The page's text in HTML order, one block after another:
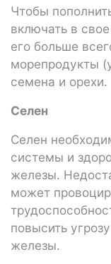
Чтобы
включать в
его больше
морепродукты
семена и орехи.
Селен
Селен
системы и
железы.
может
повысить
железы.